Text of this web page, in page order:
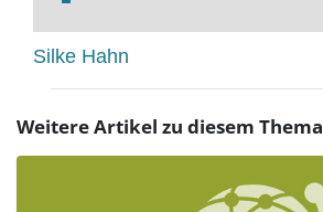
Silke Hahn
Weitere Artikel zu diesem Thema